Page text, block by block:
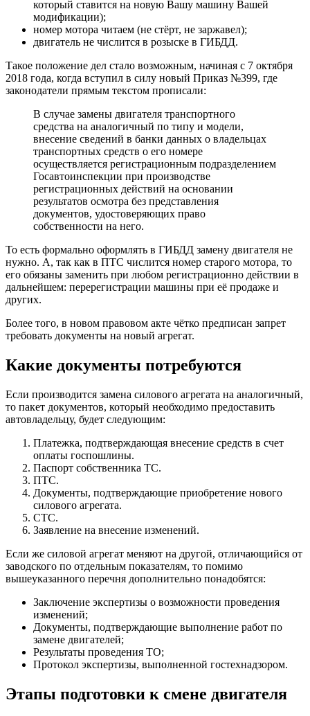
который ставится на новую Вашу машину Вашей
модификации);
номер мотора читаем (не стёрт, не заржавел);
двигатель не числится в розыске в ГИБДД.
Такое положение дел стало возможным, начиная с 7 октября
2018 года, когда вступил в силу новый Приказ №399, где
законодатели прямым текстом прописали:
В случае замены двигателя транспортного
средства на аналогичный по типу и модели,
внесение сведений в банки данных о владельцах
транспортных средств о его номере
осуществляется регистрационным подразделением
Госавтоинспекции при производстве
регистрационных действий на основании
результатов осмотра без представления
документов, удостоверяющих право
собственности на него.
То есть формально оформлять в ГИБДД замену двигателя не
нужно. А, так как в ПТС числится номер старого мотора, то
его обязаны заменить при любом регистрационно действии в
дальнейшем: перерегистрации машины при её продаже и
других.
Более того, в новом правовом акте чётко предписан запрет
требовать документы на новый агрегат.
Какие документы потребуются
Если производится замена силового агрегата на аналогичный,
то пакет документов, который необходимо предоставить
автовладельцу, будет следующим:
Платежка, подтверждающая внесение средств в счет
оплаты госпошлины.
Паспорт собственника ТС.
ПТС.
Документы, подтверждающие приобретение нового
силового агрегата.
СТС.
Заявление на внесение изменений.
Если же силовой агрегат меняют на другой, отличающийся от
заводского по отдельным показателям, то помимо
вышеуказанного перечня дополнительно понадобятся:
Заключение экспертизы о возможности проведения
изменений;
Документы, подтверждающие выполнение работ по
замене двигателей;
Результаты проведения ТО;
Протокол экспертизы, выполненной гостехнадзором.
Этапы подготовки к смене двигателя